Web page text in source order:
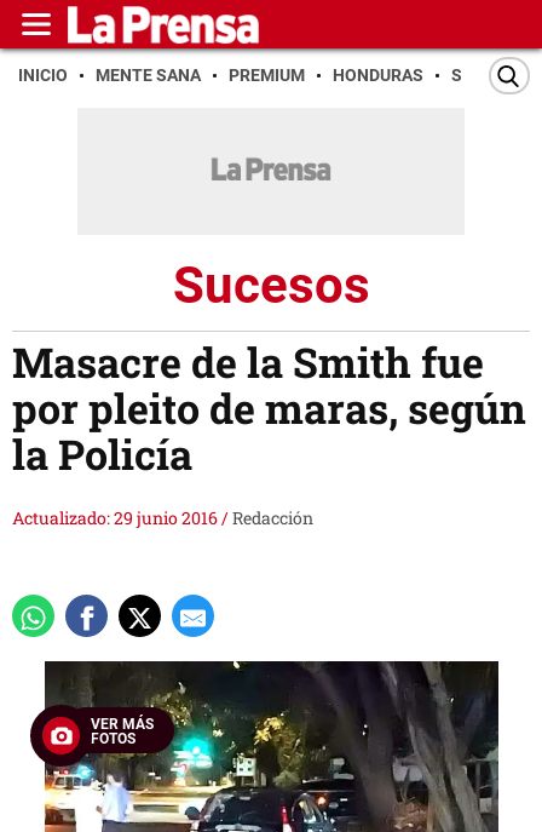
INICIO MENTE SANA PREMIUM HONDURAS SAN PEDRO
Sucesos
Masacre de la Smith fue
por pleito de maras, según
la Policía
Actualizado: 29 junio 2016/Redacción
VER MÁS
FOTOS